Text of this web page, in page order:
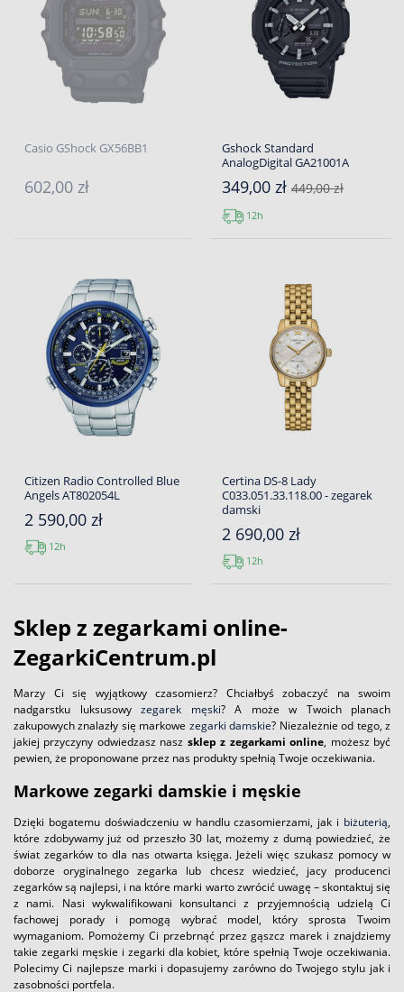
Casio GShock GX56BB1
602,00 zł
Gshock Standard
AnalogDigital GA21001A
349,00 zł 449,00 zł
12h
Citizen Radio Controlled Blue
Angels AT802054L
2 590,00 zł
12h
Certina DS-8 Lady
C033.051.33.118.00 - zegarek
damski
2 690,00 zł
12h
Sklep z zegarkami online-
ZegarkiCentrum.pl
Marzy Ci się wyjątkowy czasomierz? Chciałbyś zobaczyć na swoim
nadgarstku luksusowy zegarek męski? A może w Twoich planach
zakupowych znalazły się markowe zegarki damskie? Niezależnie od tego, z
jakiej przyczyny odwiedzasz nasz sklep z zegarkami online, możesz być
pewien, że proponowane przez nas produkty spełnią Twoje oczekiwania.
Markowe zegarki damskie i męskie
Dzięki bogatemu doświadczeniu w handlu czasomierzami, jak i biżuterią,
które zdobywamy już od przeszło 30 lat, możemy z dumą powiedzieć, że
świat zegarków to dla nas otwarta księga. Jeżeli więc szukasz pomocy w
doborze oryginalnego zegarka lub chcesz wiedzieć, jacy producenci
zegarków są najlepsi, i na które marki warto zwrócić uwagę – skontaktuj się
z nami. Nasi wykwalifikowani konsultanci z przyjemnością udzielą Ci
fachowej porady i pomogą wybrać model, który sprosta Twoim
wymaganiom. Pomożemy Ci przebrnąć przez gąszcz marek i znajdziemy
takie zegarki męskie i zegarki dla kobiet, które spełnią Twoje oczekiwania.
Polecimy Ci najlepsze marki i dopasujemy zarówno do Twojego stylu jak i
zasobności portfela.